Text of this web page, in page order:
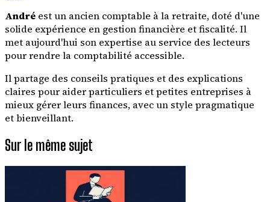
André est un ancien comptable à la retraite, doté d'une
solide expérience en gestion financière et fiscalité. Il
met aujourd'hui son expertise au service des lecteurs
pour rendre la comptabilité accessible.
Il partage des conseils pratiques et des explications
claires pour aider particuliers et petites entreprises à
mieux gérer leurs finances, avec un style pragmatique
et bienveillant.
Sur le même sujet